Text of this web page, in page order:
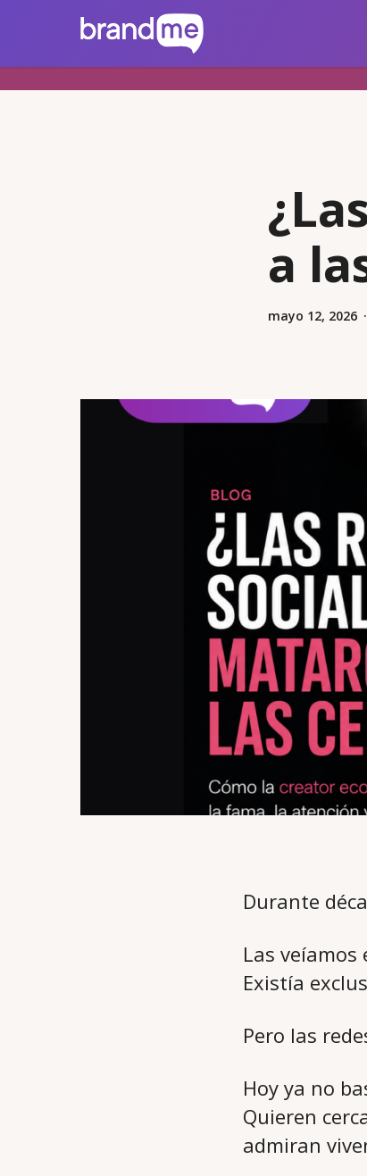
a
mayo 12, 2026
Durante
Las
Existía
Pero las
Hoy ya no
Quieren
admiran